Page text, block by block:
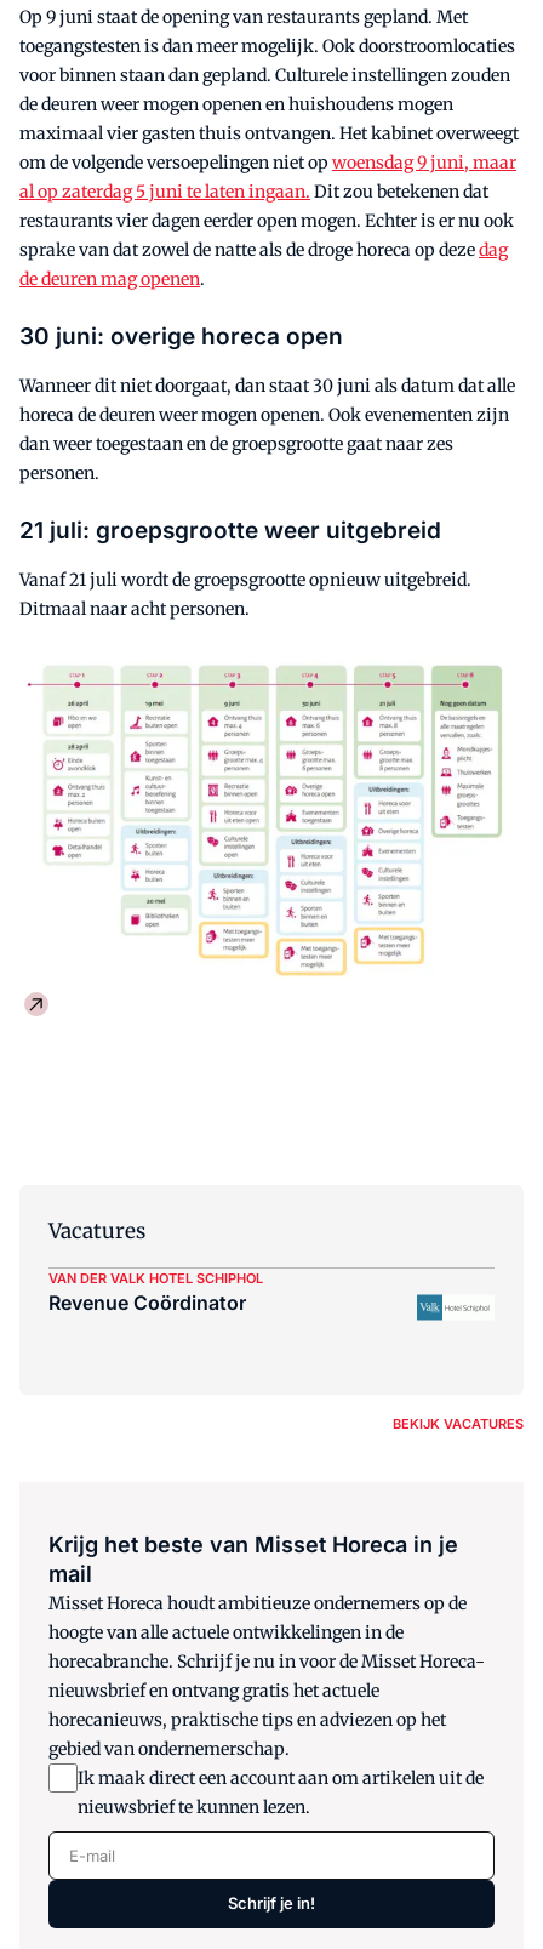
Op 9 juni staat de opening van restaurants gepland. Met
toegangstesten is dan meer mogelijk. Ook doorstroomlocaties
voor binnen staan dan gepland. Culturele instellingen zouden
de deuren weer mogen openen en huishoudens mogen
maximaal vier gasten thuis ontvangen. Het kabinet overweegt
om de volgende versoepelingen niet op woensdag 9 juni, maar
al op zaterdag 5 juni te laten ingaan. Dit zou betekenen dat
restaurants vier dagen eerder open mogen. Echter is er nu ook
sprake van dat zowel de natte als de droge horeca op dezedag
de deuren mag openen.
30 juni: overige horeca open
Wanneer dit niet doorgaat, dan staat 30 juni als datum dat alle
horeca de deuren weer mogen openen. Ook evenementen zijn
dan weer toegestaan en de groepsgrootte gaat naar zes
personen.
21 juli: groepsgrootte weer uitgebreid
Vanaf 21 juli wordt de groepsgrootte opnieuw uitgebreid.
Ditmaal naar acht personen.
Vacatures
VAN DER VALK HOTEL SCHIPHOL
Revenue Coördinator
BEKIJK VACATURES
Krijg het beste van Misset Horeca in je
mail
Misset Horeca houdt ambitieuze ondernemers op de
hoogte van alle actuele ontwikkelingen in de
horecabranche. Schrijf je nu in voor de Misset Horeca-
nieuwsbrief en ontvang gratis het actuele
horecanieuws, praktische tips en adviezen op het
gebied van ondernemerschap.
Ik maak direct een account aan om artikelen uit de
nieuwsbrief te kunnen lezen.
E-mail
Schrijf je in!